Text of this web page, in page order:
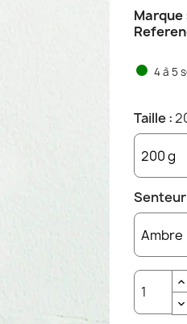
Marque
4 à 5
Taille :
Senteur